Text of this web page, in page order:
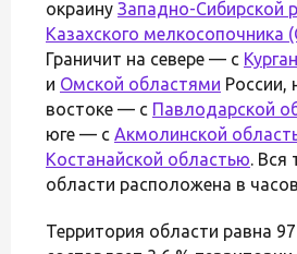
окраину Западно-Сибирской
Казахского мелкосопочника
Граничит на севере — с
и Омской областями России,
востоке — с Павлодарской
юге — с Акмолинской
Костанайской областью. Вся
области расположена в
Территория области равна